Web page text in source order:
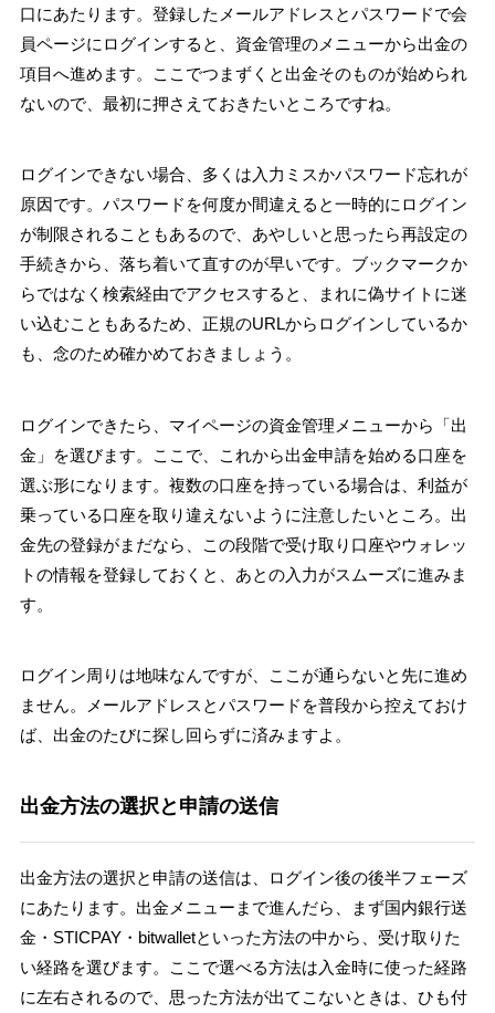
口にあたります。登録したメールアドレスとパスワードで会
員ページにログインすると、資金管理のメニューから出金の
項目へ進めます。ここでつまずくと出金そのものが始められ
ないので、最初に押さえておきたいところですね。
ログインできない場合、多くは入力ミスかパスワード忘れが
原因です。パスワードを何度か間違えると一時的にログイン
が制限されることもあるので、あやしいと思ったら再設定の
手続きから、落ち着いて直すのが早いです。ブックマークか
らではなく検索経由でアクセスすると、まれに偽サイトに迷
い込むこともあるため、正規のURLからログインしているか
も、念のため確かめておきましょう。
ログインできたら、マイページの資金管理メニューから「出
金」を選びます。ここで、これから出金申請を始める口座を
選ぶ形になります。複数の口座を持っている場合は、利益が
乗っている口座を取り違えないように注意したいところ。出
金先の登録がまだなら、この段階で受け取り口座やウォレッ
トの情報を登録しておくと、あとの入力がスムーズに進みま
す。
ログイン周りは地味なんですが、ここが通らないと先に進め
ません。メールアドレスとパスワードを普段から控えておけ
ば、出金のたびに探し回らずに済みますよ。
出金方法の選択と申請の送信
出金方法の選択と申請の送信は、ログイン後の後半フェーズ
にあたります。出金メニューまで進んだら、まず国内銀行送
金・STICPAY・bitwalletといった方法の中から、受け取りた
い経路を選びます。ここで選べる方法は入金時に使った経路
に左右されるので、思った方法が出てこないときは、ひも付